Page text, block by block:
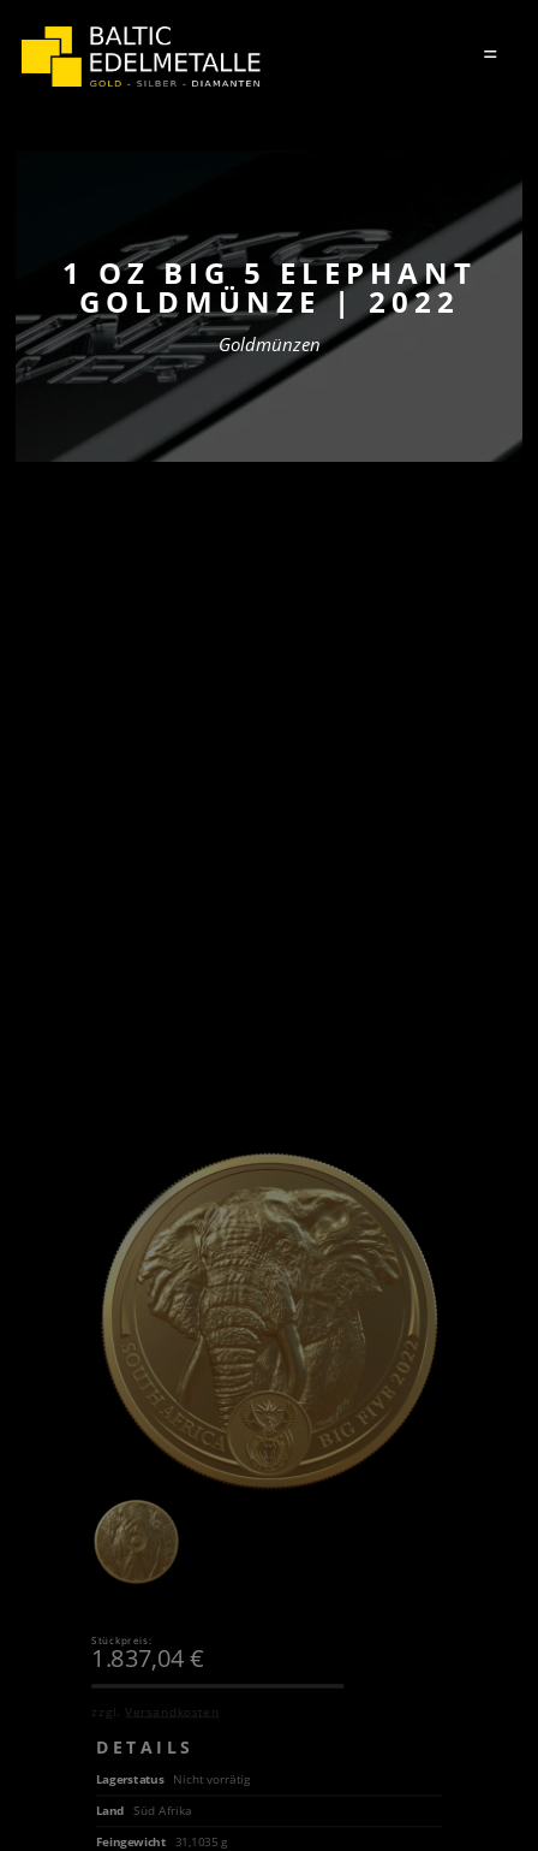
=
1 OZ BIG 5 ELEPHANT
GOLDMÜNZE | 2022
Goldmünzen
Stückpreis:
1.837,04€
zzgl.Versandkosten
DETAILS
Lagerstatus Nicht vorrätig
Land
Süd Afrika
Feingewicht
31,1035 g